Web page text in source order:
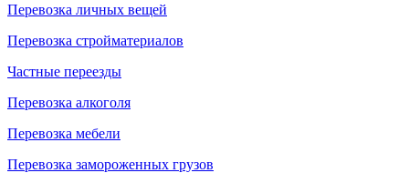
Перевозка личных вещей
Перевозка стройматериалов
Частные переезды
Перевозка алкоголя
Перевозка мебели
Перевозка замороженных грузов